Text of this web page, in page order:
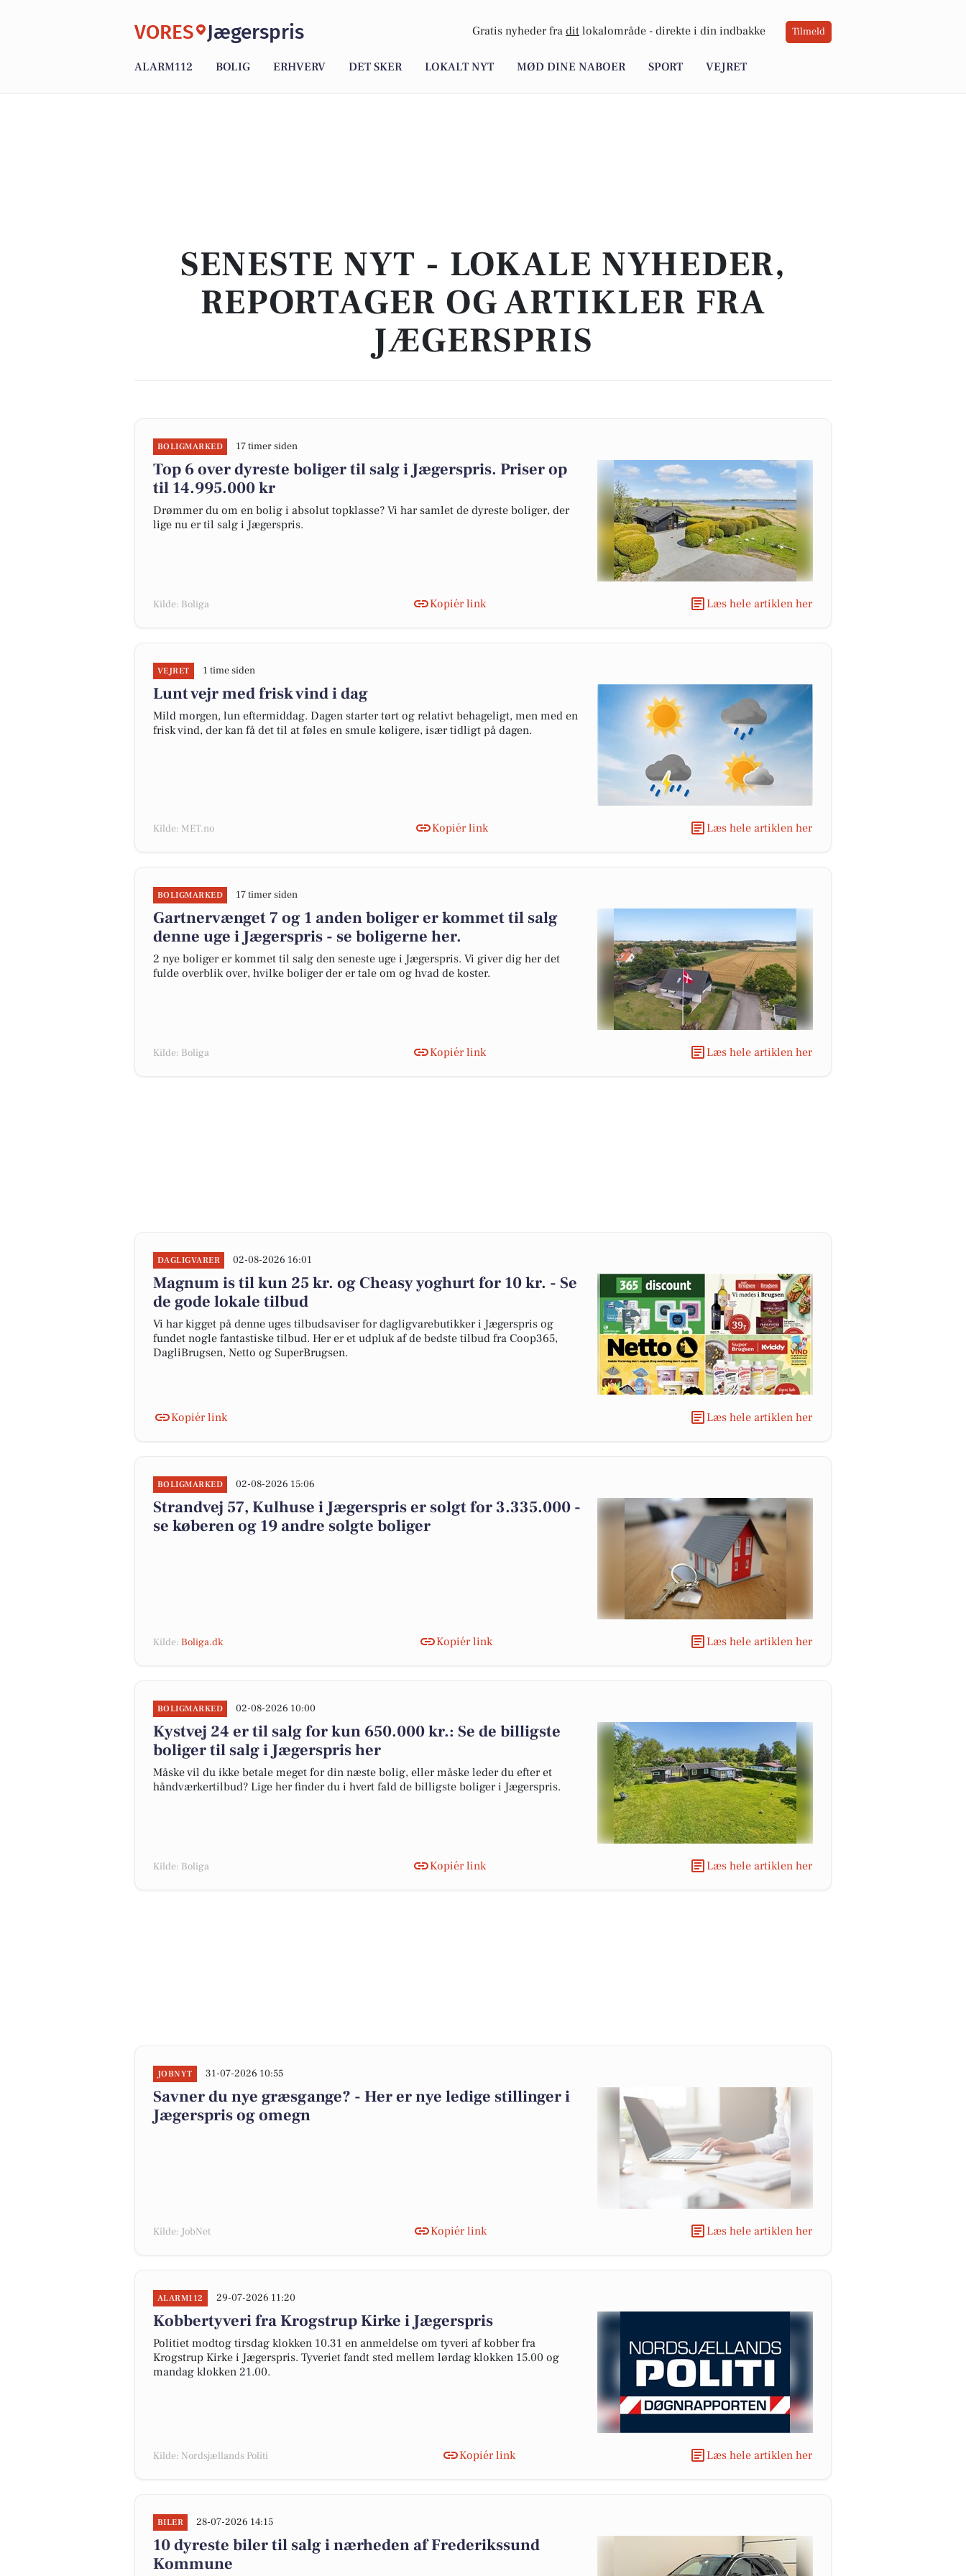
VORES Jægerspris Gratis nyheder fra dit lokalområde - direkte i din indbakke Tilmeld
ALARM112 BOLIG ERHVERV DET SKER LOKALT NYT MØD DINE NABOER SPORT VEJRET
SENESTE NYT - LOKALE NYHEDER,
REPORTAGER OG ARTIKLER FRA
JÆGERSPRIS
BOLIGMARKED 17 timer siden
Top 6 over dyreste boliger til salg i Jægerspris. Priser op
til 14.995.000 kr
Drømmer du om en bolig i absolut topklasse? Vi har samlet de dyreste boliger, der
lige nu er til salg i Jægerspris.
Kilde: Boliga Kopiér link Læs hele artiklen her
VEJRET 1 time siden
Lunt vejr med frisk vind i dag
Mild morgen, lun eftermiddag. Dagen starter tørt og relativt behageligt, men med en
frisk vind, der kan få det til at føles en smule køligere, især tidligt på dagen.
Kilde: MET.no Kopiér link Læs hele artiklen her
BOLIGMARKED 17 timer siden
Gartnervænget 7 og 1 anden boliger er kommet til salg
denne uge i Jægerspris - se boligerne her.
2 nye boliger er kommet til salg den seneste uge i Jægerspris. Vi giver dig her det
fulde overblik over, hvilke boliger der er tale om og hvad de koster.
Kilde: Boliga Kopiér link Læs hele artiklen her
DAGLIGVARER 02-08-2026 16:01
Magnum is til kun 25 kr. og Cheasy yoghurt for 10 kr. - Se
de gode lokale tilbud
Vi har kigget på denne uges tilbudsaviser for dagligvarebutikker i Jægerspris og
fundet nogle fantastiske tilbud. Her er et udpluk af de bedste tilbud fra Coop365,
DagliBrugsen, Netto og SuperBrugsen.
Kopiér link Læs hele artiklen her
BOLIGMARKED 02-08-2026 15:06
Strandvej 57, Kulhuse i Jægerspris er solgt for 3.335.000 -
se køberen og 19 andre solgte boliger
Kilde: Boliga.dk Kopiér link Læs hele artiklen her
BOLIGMARKED 02-08-2026 10:00
Kystvej 24 er til salg for kun 650.000 kr.: Se de billigste
boliger til salg i Jægerspris her
Måske vil du ikke betale meget for din næste bolig, eller måske leder du efter et
håndværkertilbud? Lige her finder du i hvert fald de billigste boliger i Jægerspris.
Kilde: Boliga Kopiér link Læs hele artiklen her
JOBNYT 31-07-2026 10:55
Savner du nye græsgange? - Her er nye ledige stillinger i
Jægerspris og omegn
Kilde: JobNet Kopiér link Læs hele artiklen her
ALARM112 29-07-2026 11:20
Kobbertyveri fra Krogstrup Kirke i Jægerspris
Politiet modtog tirsdag klokken 10.31 en anmeldelse om tyveri af kobber fra
Krogstrup Kirke i Jægerspris. Tyveriet fandt sted mellem lørdag klokken 15.00 og
mandag klokken 21.00.
Kilde: Nordsjællands Politi Kopiér link Læs hele artiklen her
BILER 28-07-2026 14:15
10 dyreste biler til salg i nærheden af Frederikssund
Kommune